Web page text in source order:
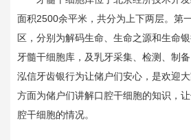
面积2500余平米，共分为上下两层。第
区，分别为解码生命、生命之源和生命
牙髓干细胞库，及乳牙采集、检测、制备
泓信牙齿银行为让储户们安心，是欢迎
方面为储户们讲解口腔干细胞的知识，
腔干细胞的情况。